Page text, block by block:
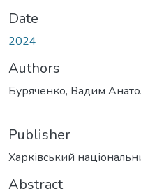
Date
2024
Authors
Буряченко, Вадим
Publisher
Харківський
Abstract